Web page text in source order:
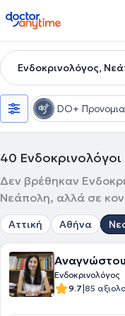
doctoranytime
Ενδοκρινολόγος,
DO+
40
Δεν βρέθηκαν
Νεάπολη, αλλά σε
Αττική Αθήνα
Ενδοκρινολόγος
9.7|85